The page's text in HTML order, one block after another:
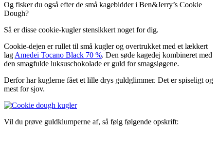
Og fisker du også efter de små kagebidder i Ben&Jerry’s Cookie
Dough?
Så er disse cookie-kugler stensikkert noget for dig.
Cookie-dejen er rullet til små kugler og overtrukket med et lækkert
lag Amedei Tocano Black 70 %. Den søde kagedej kombineret med
den smagfulde luksuschokolade er guld for smagsløgene.
Derfor har kuglerne fået et lille drys guldglimmer. Det er spiseligt og
mest for sjov.
Vil du prøve guldklumperne af, så følg følgende opskrift: